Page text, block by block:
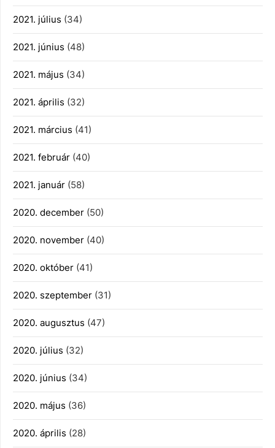
2021. július (34)
2021. június (48)
2021. május (34)
2021. április (32)
2021. március (41)
2021. február (40)
2021. január (58)
2020. december (50)
2020. november (40)
2020. október (41)
2020. szeptember (31)
2020. augusztus (47)
2020. július (32)
2020. június (34)
2020. május (36)
2020. április (28)